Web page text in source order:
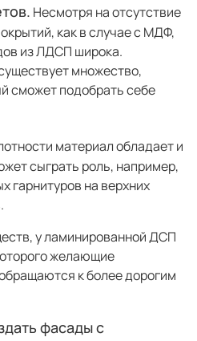
Несмотря на отсутствие
как в случае с МДФ,
из ЛДСП широка.
множество,
сможет подобрать себе
материал обладает и
сыграть роль, например,
гарнитуров на верхних
у ламинированной ДСП
желающие
к более дорогим
фасады с